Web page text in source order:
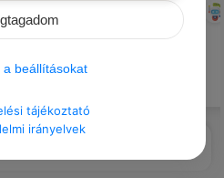
CHATGPT
Jogod van munkát vállalni, és a
a beállításokat
tájékoztató
irányelvek